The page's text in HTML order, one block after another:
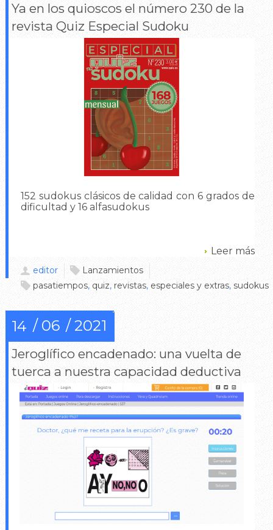
Ya en los quioscos el número 230 de la
revista Quiz Especial Sudoku
152 sudokus clásicos de calidad con 6 grados de
dificultad y 16 alfasudokus
Leer más
editor
Lanzamientos
pasatiempos, quiz, revistas, especiales y extras, sudokus
14 06 2021
Jeroglífico encadenado: una vuelta de
tuerca a nuestra capacidad deductiva